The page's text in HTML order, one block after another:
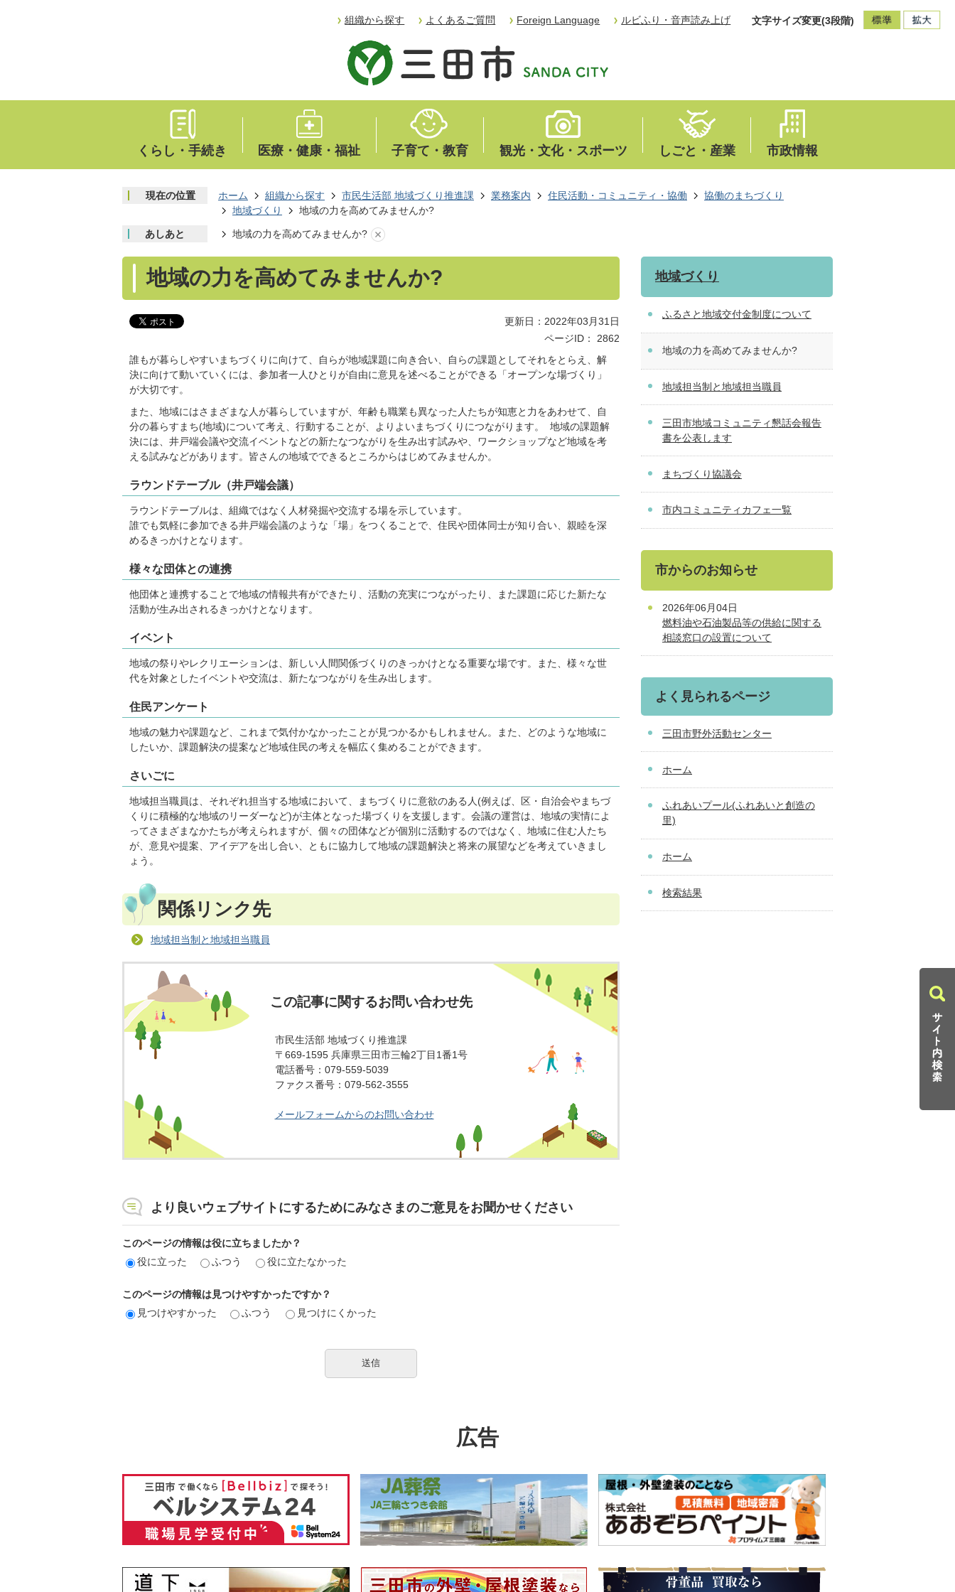
組織から探す よくあるご質問 Foreign Language ルビふり・音声読み上げ 文字サイズ変更(3段階)
くらし・手続き 医療・健康・福祉 子育て・教育 観光・文化・スポーツ しごと・産業 市政情報
現在の位置 ホーム 組織から探す 市民生活部 地域づくり推進課 業務案内 住民活動・コミュニティ・協働
協働のまちづくり
地域づくり
地域の力を高めてみませんか?
あしあと 地域の力を高めてみませんか?
地域の力を高めてみませんか?
更新日：2022年03月31日
ページID：
2862
誰もが暮らしやすいまちづくりに向けて、自らが地域課題に向き合い、自らの課題としてそれをとらえ、解
決に向けて動いていくには、参加者一人ひとりが自由に意見を述べることができる「オープンな場づくり」
が大切です。
また、地域にはさまざまな人が暮らしていますが、年齢も職業も異なった人たちが知恵と力をあわせて、自
分の暮らすまち(地域)について考え、行動することが、よりよいまちづくりにつながります。 地域の課題解
決には、井戸端会議や交流イベントなどの新たなつながりを生み出す試みや、ワークショップなど地域を考
える試みなどがあります。皆さんの地域でできるところからはじめてみませんか。
ラウンドテーブル（井戸端会議）
ラウンドテーブルは、組織ではなく人材発掘や交流する場を示しています。
誰でも気軽に参加できる井戸端会議のような「場」をつくることで、住民や団体同士が知り合い、親睦を深
めるきっかけとなります。
様々な団体との連携
他団体と連携することで地域の情報共有ができたり、活動の充実につながったり、また課題に応じた新たな
活動が生み出されるきっかけとなります。
イベント
地域の祭りやレクリエーションは、新しい人間関係づくりのきっかけとなる重要な場です。また、様々な世
代を対象としたイベントや交流は、新たなつながりを生み出します。
住民アンケート
地域の魅力や課題など、これまで気付かなかったことが見つかるかもしれません。また、どのような地域に
したいか、課題解決の提案など地域住民の考えを幅広く集めることができます。
さいごに
地域担当職員は、それぞれ担当する地域において、まちづくりに意欲のある人(例えば、区・自治会やまちづ
くりに積極的な地域のリーダーなど)が主体となった場づくりを支援します。会議の運営は、地域の実情によ
ってさまざまなかたちが考えられますが、個々の団体などが個別に活動するのではなく、地域に住む人たち
が、意見や提案、アイデアを出し合い、ともに協力して地域の課題解決と将来の展望などを考えていきまし
ょう。
関係リンク先
地域担当制と地域担当職員
この記事に関するお問い合わせ先
市民生活部 地域づくり推進課
〒669-1595 兵庫県三田市三輪2丁目1番1号
電話番号：079-559-5039
ファクス番号：079-562-3555
メールフォームからのお問い合わせ
より良いウェブサイトにするためにみなさまのご意見をお聞かせください
このページの情報は役に立ちましたか？
役に立った
ふつう 役に立たなかった
このページの情報は見つけやすかったですか？
見つけやすかった
ふつう 見つけにくかった
地域づくり
ふるさと地域交付金制度について
地域の力を高めてみませんか?
地域担当制と地域担当職員
三田市地域コミュニティ懇話会報告
書を公表します
まちづくり協議会
市内コミュニティカフェ一覧
市からのお知らせ
2026年06月04日
燃料油や石油製品等の供給に関する
相談窓口の設置について
よく見られるページ
三田市野外活動センター
ホーム
ふれあいプール(ふれあいと創造の
里)
ホーム
検索結果
広告